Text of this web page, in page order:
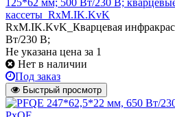
кассеты_RxM.IK.KvK
RxM.IK.KvK_Кварцевая
Вт/230 В;
Не указана цена за 1
Нет в наличии
Под заказ
Быстрый просмотр